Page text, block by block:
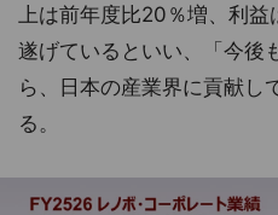
上は前年度比20％増、利
遂げているといい、「今後
ら、日本の産業界に貢献し
る。